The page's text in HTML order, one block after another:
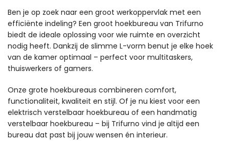
Ben je op zoek naar een groot werkoppervlak met een
efficiënte indeling? Een groot hoekbureau van Trifurno
biedt de ideale oplossing voor wie ruimte en overzicht
nodig heeft. Dankzij de slimme L-vorm benut je elke hoek
van de kamer optimaal – perfect voor multitaskers,
thuiswerkers of gamers.
Onze grote hoekbureaus combineren comfort,
functionaliteit, kwaliteit en stijl. Of je nu kiest voor een
elektrisch verstelbaar hoekbureau of een handmatig
verstelbaar hoekbureau – bij Trifurno vind je altijd een
bureau dat past bij jouw wensen én interieur.